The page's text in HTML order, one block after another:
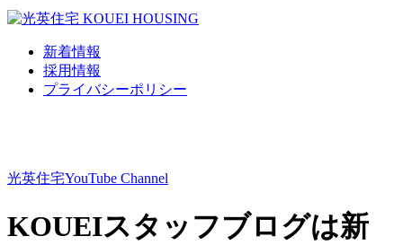
新着情報
採用情報
プライバシーポリシー
光英住宅YouTube Channel
KOUEIスタッフブログは新